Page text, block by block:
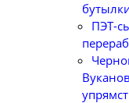
ПЭТ-